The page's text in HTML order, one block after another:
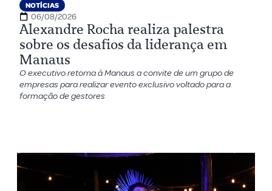
NOTÍCIAS
06/08/2026
Alexandre Rocha realiza palestra
sobre os desafios da liderança em
Manaus
O executivo retorna à Manaus a convite de um grupo de
empresas para realizar evento exclusivo voltado para a
formação de gestores